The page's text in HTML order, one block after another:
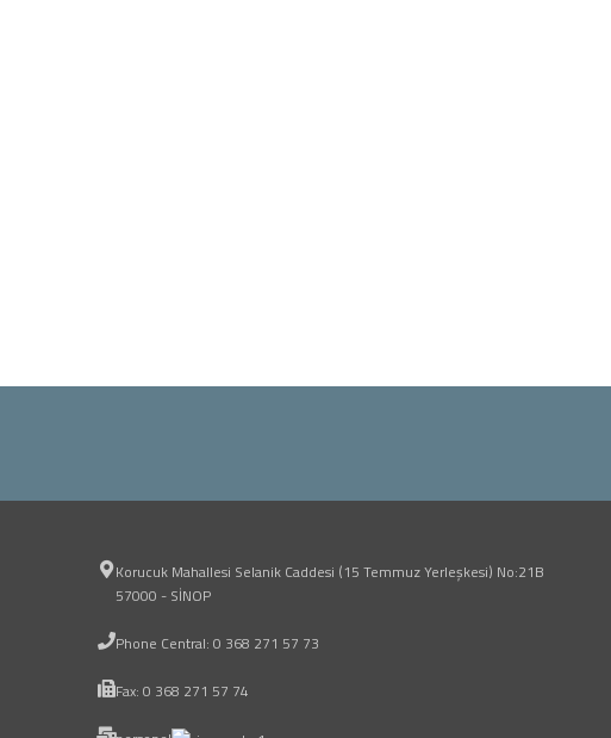
Korucuk Mahallesi Selanik Caddesi (15 Temmuz Yerleşkesi) No:21B
57000 - SİNOP
Phone Central: 0 368 271 57 73
Fax: 0 368 271 57 74